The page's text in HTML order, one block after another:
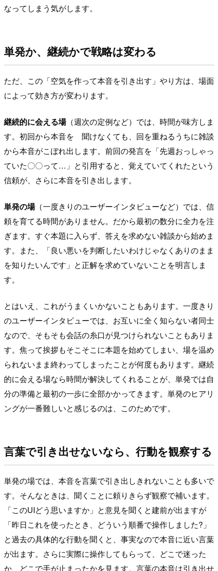
なってしまう気がします。
単発か、継続かで戦略は変わる
ただ、この「空気を作って本音を引き出す」やり方は、場面
によって効き方が変わります。
継続的に会える場（週次の定例など）では、時間が味方しま
す。初回から本音を 聞けなくても、回を重ねるうちに雑談
から本音がこぼれ出します。前回の発言を「先週おっしゃっ
ていた〇〇って…」と引用すると、覚えていてくれたという
信頼が、さらに本音を引き出します。
単発の場（一度きりのユーザーインタビューなど）では、信
頼を育てる時間がありません。だから最初の数分に全力を注
ぎます。すぐ本題に入らず、答えを求めない雑談から始めま
す。また、「良い悪いを判断したいわけじゃなくありのまま
を知りたいんです」と正解を求めていないことを明言しま
す。
とはいえ、これがうまくいかないこともあります。一度きり
のユーザーインタビューでは、お互いに全く知らない者同士
なので、そもそも会話の糸口が見つけられないこともありま
す。焦って挨拶もそこそこに本題を始めてしまい、場を温め
られないまま終わってしまったことが何度もあります。継続
的に会える場なら時間が解決してくれることが、単発では自
分の準備と最初の一歩に全部かかってきます。単発のヒアリ
ングが一番難しいと感じるのは、このためです。
言葉で引き出せないなら、行動を観察する
単発の場では、本音を言葉で引き出しきれないことも多いで
す。そんなときは、聞くことに頼りきらず観察で補います。
「このUIどう思いますか」と意見を聞くと建前が出ますが
「昨日これを使ったとき、どういう順番で操作しました?」
と過去の具体的な行動を聞くと、事実なので本音に近い言葉
が出ます。さらに実際に操作してもらって、どこで迷った
か、どこで手が止まったかを見ます。言葉の本音は引き出せ